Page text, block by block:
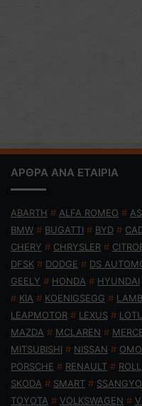
ΑΡΘΡΑ ΑΝΑ ΕΤΑΙΡΙΑ
ABARTH # ALFA ROMEO #
BMW # BUGATTI # BYD #
CHERY # CHRYSLER #
DFSK # DODGE # DS
GEELY # HONDA # HYUNDAI
# KIA # KOENIGSEGG #
LEAPMOTOR # LEXUS #
MAZDA # MCLAREN #
MITSUBISHI # NISSAN #
PORSCHE # RENAULT #
SKODA # SMART #
TOYOTA # VOLKSWAGEN #